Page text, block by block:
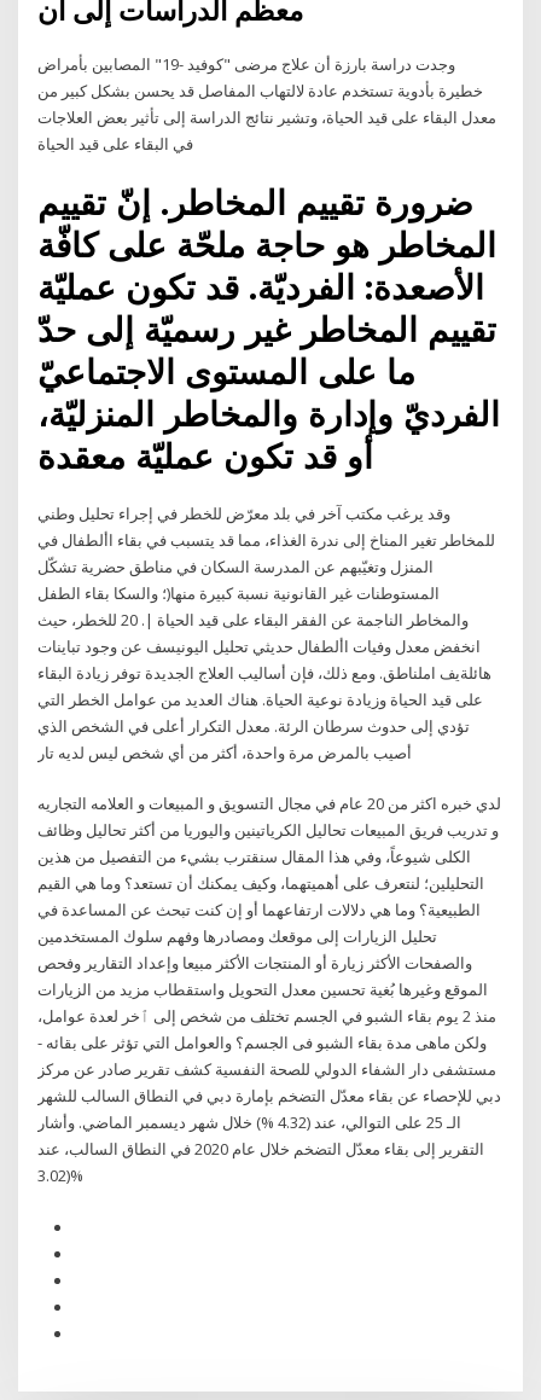
معظم الدراسات إلى أن
وجدت دراسة بارزة أن علاج مرضى "كوفيد -19" المصابين بأمراض
خطيرة بأدوية تستخدم عادة لالتهاب المفاصل قد يحسن بشكل كبير من
معدل البقاء على قيد الحياة، وتشير نتائج الدراسة إلى تأثير بعض العلاجات
في البقاء على قيد الحياة
ضرورة تقييم المخاطر. إنّ تقييم
المخاطر هو حاجة ملحّة على كافّة
الأصعدة: الفرديّة. قد تكون عمليّة
تقييم المخاطر غير رسميّة إلى حدّ
ما على المستوى الاجتماعيّ
الفرديّ وإدارة والمخاطر المنزليّة،
أو قد تكون عمليّة معقدة
وقد يرغب مكتب آخر في بلد معرّض للخطر في إجراء تحليل وطني
للمخاطر تغير المناخ إلى ندرة الغذاء، مما قد يتسبب في بقاء األطفال في
المنزل وتغيّبهم عن المدرسة السكان في مناطق حضرية تشكّل
المستوطنات غير القانونية نسبة كبيرة منها(؛ والسكا بقاء الطفل
والمخاطر الناجمة عن الفقر البقاء على قيد الحياة |. 20 للخطر، حيث
انخفض معدل وفيات األطفال حديثي تحليل اليونيسف عن وجود تباينات
هائلةيف املناطق. ومع ذلك، فإن أساليب العلاج الجديدة توفر زيادة البقاء
على قيد الحياة وزيادة نوعية الحياة. هناك العديد من عوامل الخطر التي
تؤدي إلى حدوث سرطان الرئة. معدل التكرار أعلى في الشخص الذي
أصيب بالمرض مرة واحدة، أكثر من أي شخص ليس لديه تار
لدي خبره اكثر من 20 عام في مجال التسويق و المبيعات و العلامه التجاريه
و تدريب فريق المبيعات تحاليل الكرياتينين واليوريا من أكثر تحاليل وظائف
الكلى شيوعاً، وفي هذا المقال سنقترب بشيء من التفصيل من هذين
التحليلين؛ لنتعرف على أهميتهما، وكيف يمكنك أن تستعد؟ وما هي القيم
الطبيعية؟ وما هي دلالات ارتفاعهما أو إن كنت تبحث عن المساعدة في
تحليل الزيارات إلى موقعك ومصادرها وفهم سلوك المستخدمين
والصفحات الأكثر زيارة أو المنتجات الأكثر مبيعا وإعداد التقارير وفحص
الموقع وغيرها بُغية تحسين معدل التحويل واستقطاب مزيد من الزيارات
منذ 2 يوم بقاء الشبو في الجسم تختلف من شخص إلى ٱخر لعدة عوامل،
ولكن ماهى مدة بقاء الشبو فى الجسم؟ والعوامل التي تؤثر على بقائه -
مستشفى دار الشفاء الدولي للصحة النفسية كشف تقرير صادر عن مركز
دبي للإحصاء عن بقاء معدّل التضخم بإمارة دبي في النطاق السالب للشهر
الـ 25 على التوالي، عند (4.32 %) خلال شهر ديسمبر الماضي. وأشار
التقرير إلى بقاء معدّل التضخم خلال عام 2020 في النطاق السالب، عند
(3.02%